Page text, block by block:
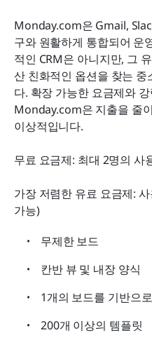
Monday.com은 Gmail,
구와 원활하게 통합되어 운
적인 CRM은 아니지만, 그
산 친화적인 옵션을 찾는
다. 확장 가능한 요금제와
Monday.com은 지출을 줄
이상적입니다.
무료 요금제: 최대 2명의 사
가장 저렴한 유료 요금제:
가능)
무제한 보드
칸반 뷰 및 내장 양식
1개의 보드를 기반으
200개 이상의 템플릿